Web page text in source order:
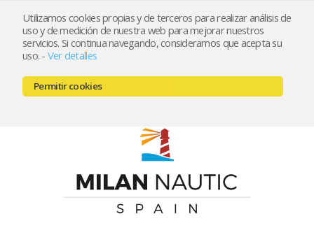
Utilizamos cookies propias y de terceros para realizar análisis de
uso y de medición de nuestra web para mejorar nuestros
servicios. Si continua navegando, consideramos que acepta su
uso. - Ver detalles
Permitir cookies
Registrarse Mi cuenta
666521122 // 654999333